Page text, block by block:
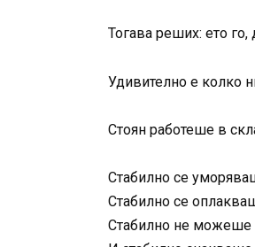
Тогава реших: ето го,
Удивително е колко
Стоян работеше в
Стабилно се
Стабилно се
Стабилно не можеше